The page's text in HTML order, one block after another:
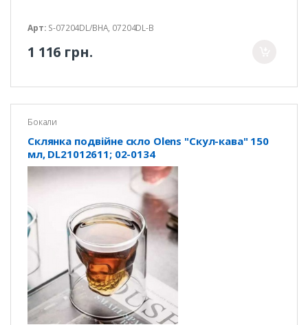
Арт: S-07204DL/BHA, 07204DL-B
1 116 грн.
Бокали
Склянка подвійне скло Olens "Скул-кава" 150
мл, DL21012611; 02-0134